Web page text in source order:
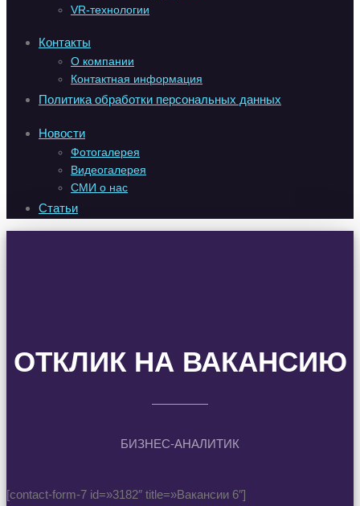
VR-технологии
Контакты
О компании
Контактная информация
Политика обработки персональных данных
Новости
Фотогалерея
Видеогалерея
СМИ о нас
Статьи
ОТКЛИК НА ВАКАНСИЮ
БИЗНЕС-АНАЛИТИК
[contact-form-7 id=»3182″ title=»Вакансии 6″]